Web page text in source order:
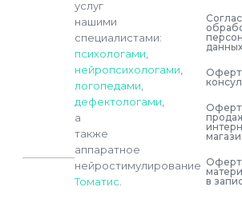
услуг
нашими
специалистами:
психологами
нейропсихологами
логопедами
дефектологами
а
также
аппаратное
нейростимулирование
Томатис
данных
в